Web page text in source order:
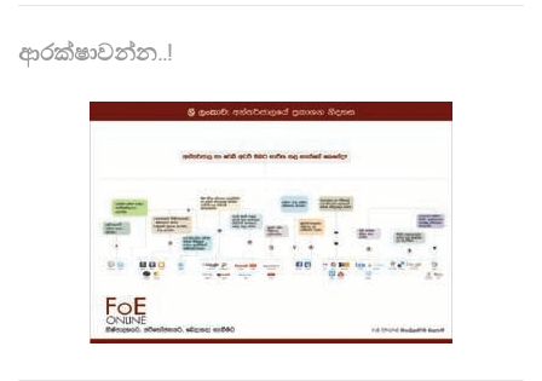
ආරක්ෂාවන්න..!